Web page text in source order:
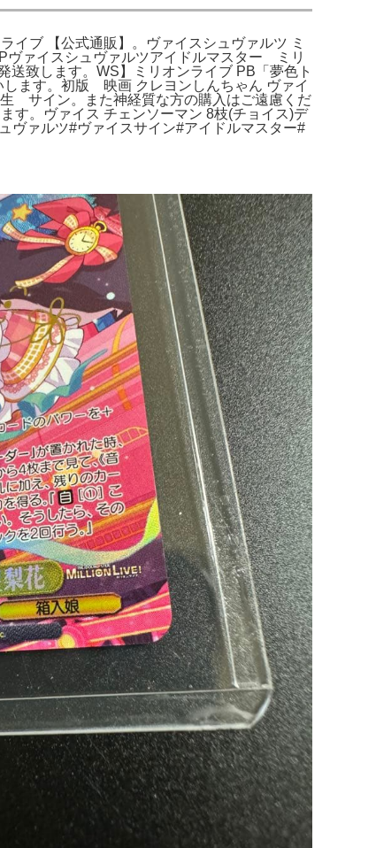
イブ 【公式通販】。ヴァイスシュヴァルツ ミ
ァイスシュヴァルツアイドルマスター ミリ
致します。WS】ミリオンライブ PB「夢色ト
します。初版 映画 クレヨンしんちゃん ヴァイ
サイン。また神経質な方の購入はご遠慮くだ
。ヴァイス チェンソーマン 8枝(チョイス)デ
ヴァルツ#ヴァイスサイン#アイドルマスター#